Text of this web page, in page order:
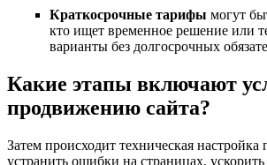
Краткосрочные тарифы могут
кто ищет временное решение или
варианты без долгосрочных
Какие этапы включают
продвижению сайта?
Затем происходит техническая
устранить ошибки на страницах, ускорить